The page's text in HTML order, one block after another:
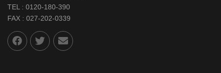
TEL : 0120-180-390
FAX : 027-202-0339